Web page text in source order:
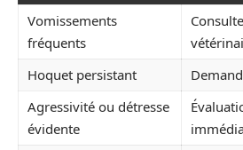
Vomissements
fréquents
Hoquet persistant
Agressivité ou détresse
évidente